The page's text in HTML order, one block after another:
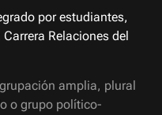
por estudiantes,
Relaciones del
amplia, plural
o grupo político-